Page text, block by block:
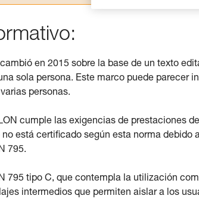
en 2015 sobre la base de un texto
sola persona. Este marco puede parecer
personas.
cumple las exigencias de prestaciones
no está certificado según esta norma
795.
795 tipo C, que contempla la utilización
intermedios que permiten aislar a los